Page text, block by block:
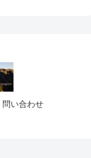
問い合わせ